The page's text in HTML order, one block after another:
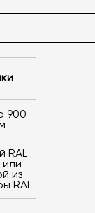
или
из
RAL